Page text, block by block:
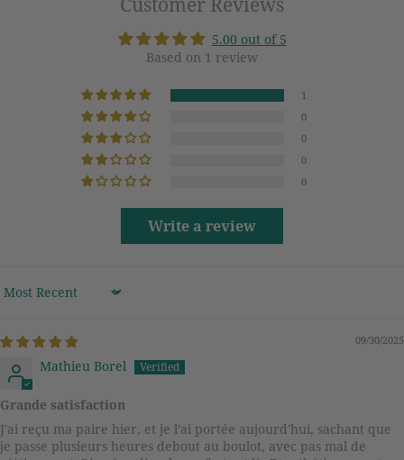
5.00 out of 5
Based on 1 review
1
0
0
0
0
Write a review
Sort by
09/30/2025
Mathieu Borel
Grande satisfaction
J'ai reçu ma paire hier, et je l'ai portée aujourd'hui, sachant que
je passe plusieurs heures debout au boulot, avec pas mal de